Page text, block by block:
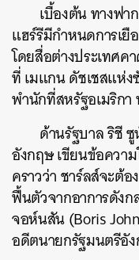
เบื้องต้น ทางฟา
แฮร์รีมีกำหนดการเ
โดยสื่อต่างประเทศค
ที่ เมแกน ดัชเชสแห่ง
พำนักที่สหรัฐอเมริก
ด้านรัฐบาล ริชี
อังกฤษ เขียนข้อควา
คราวว่า ชาร์ลส์จะต้
ฟื้นตัวจากอาการดังก
จอห์นสัน (Boris
อดีตนายกรัฐมนตรีอั